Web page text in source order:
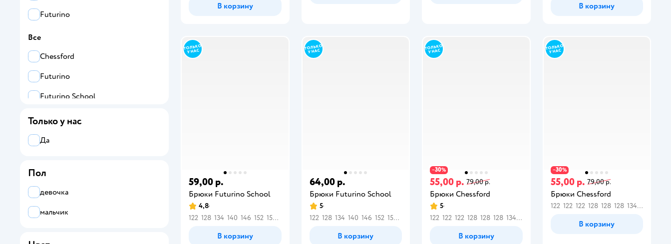
В корзину В корзину
59,00 р.
Брюки Futurino School
4,8
122 128 134 140 146 152 158
В корзину
64,00 р.
Брюки Futurino School
5
122 128 134 140 146 152 158
В корзину
−30%
55,00 р. 79,00 р.
Брюки Chessford
5
122 122 122 128 128 128 134 134
В корзину
−30%
55,00 р. 79,00 р.
Брюки Chessford
122 122 122 128 128 128 134 134
В корзину
Futurino
Все
Chessford
Futurino
Futurino School
Только у нас
Да
Пол
девочка
мальчик